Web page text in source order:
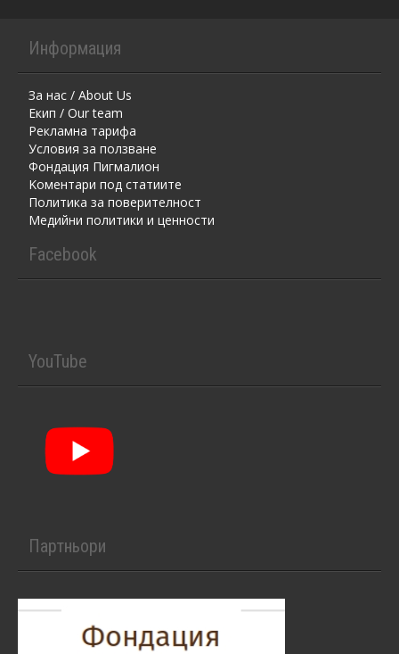
Информация
За нас / About Us
Екип / Our team
Рекламна тарифа
Условия за ползване
Фондация Пигмалион
Kоментaри под статиите
Политика за поверителност
Медийни политики и ценности
Facebook
YouTube
Партньори